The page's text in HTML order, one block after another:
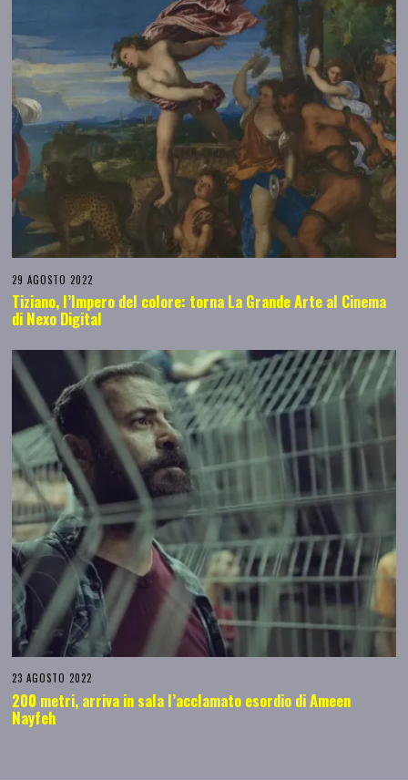
29 AGOSTO 2022
Tiziano, l’Impero del colore: torna La Grande Arte al Cinema
di Nexo Digital
23 AGOSTO 2022
200 metri, arriva in sala l’acclamato esordio di Ameen
Nayfeh